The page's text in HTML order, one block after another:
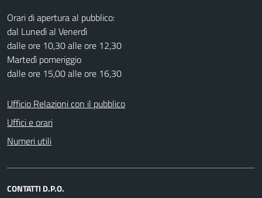
Orari di apertura al pubblico:
dal Lunedì al Venerdì
dalle ore 10,30 alle ore 12,30
Martedì pomeriggio
dalle ore 15,00 alle ore 16,30
Ufficio Relazioni con il pubblico
Uffici e orari
Numeri utili
CONTATTI D.P.O.